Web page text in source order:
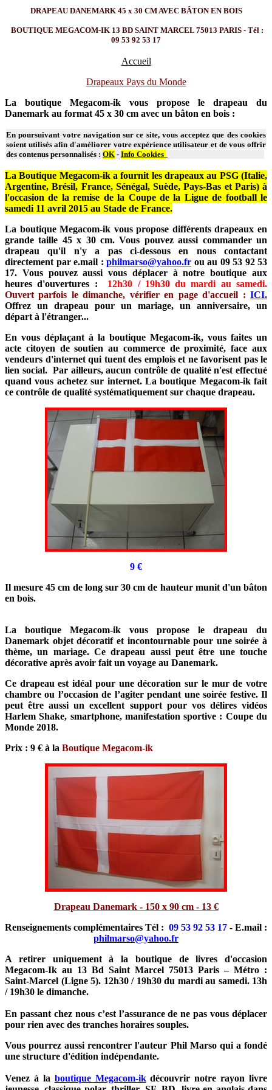
DRAPEAU DANEMARK 45 x 30 CM AVEC BÂTON EN BOIS
BOUTIQUE MEGACOM-IK 13 BD SAINT MARCEL 75013 PARIS - Tél :
09 53 92 53 17
Accueil
Drapeaux Pays du Monde
La boutique Megacom-ik vous propose le drapeau du
Danemark au format 45 x 30 cm avec un bâton en bois :
En poursuivant votre navigation sur ce site, vous acceptez que des cookies
soient utilisés afin d'améliorer votre expérience utilisateur et de vous offrir
des contenus personnalisés : OK - Info Cookies
La Boutique Megacom-ik a fournit les drapeaux au PSG (Italie,
Argentine, Brésil, France, Sénégal, Suède, Pays-Bas et Paris) à
l'occasion de la remise de la Coupe de la Ligue de football le
samedi 11 avril 2015 au Stade de France.
La boutique Megacom-ik vous propose différents drapeaux en
grande taille 45 x 30 cm. Vous pouvez aussi commander un
drapeau qu'il n'y a pas ci-dessous en nous contactant
directement par e.mail : philmarso@yahoo.fr ou au 09 53 92 53
17. Vous pouvez aussi vous déplacer à notre boutique aux
heures d'ouvertures : 12h30 / 19h30 du mardi au samedi.
Ouvert parfois le dimanche, vérifier en page d'accueil : ICI.
Offrez un drapeau pour un mariage, un anniversaire, un
départ à l'étranger...
En vous déplaçant à la boutique Megacom-ik, vous faites un
acte citoyen de soutien au commerce de proximité, face aux
vendeurs d'internet qui tuent des emplois et ne favorisent pas le
lien social. Par ailleurs, aucun contrôle de qualité n'est effectué
quand vous achetez sur internet. La boutique Megacom-ik fait
ce contrôle de qualité systématiquement sur chaque drapeau.
9 €
Il mesure 45 cm de long sur 30 cm de hauteur munit d'un bâton
en bois.
La boutique Megacom-ik vous propose le drapeau du
Danemark objet décoratif et incontournable pour une soirée à
thème, un mariage. Ce drapeau aussi peut être une touche
décorative après avoir fait un voyage au Danemark.
Ce drapeau est idéal pour une décoration sur le mur de votre
chambre ou l’occasion de l’agiter pendant une soirée festive. Il
peut être aussi un excellent support pour vos délires vidéos
Harlem Shake, smartphone, manifestation sportive : Coupe du
Monde 2018.
Prix : 9 € à la Boutique Megacom-ik
Drapeau Danemark - 150 x 90 cm - 13 €
Renseignements complémentaires Tél : 09 53 92 53 17 - E.mail :
philmarso@yahoo.fr
A retirer uniquement à la boutique de livres d'occasion
Megacom-Ik au 13 Bd Saint Marcel 75013 Paris – Métro :
Saint-Marcel (Ligne 5). 12h30 / 19h30 du mardi au samedi. 13h
/ 19h30 le dimanche.
En passant chez nous c’est l’assurance de ne pas vous déplacer
pour rien avec des tranches horaires souples.
Vous pourrez aussi rencontrer l'auteur Phil Marso qui a fondé
une structure d'édition indépendante.
Venez à la boutique Megacom-ikdécouvrir notre rayon livre